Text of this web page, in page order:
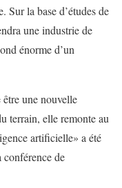
Sur la base d’études de
une industrie de
énorme d’un
une nouvelle
terrain, elle remonte au
artificielle» a été
de